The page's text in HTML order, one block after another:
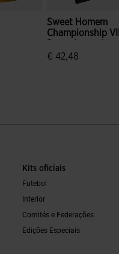
Sweet Homem
Championship VIII
€ 42,48
Kits oficiais
Futebol
Interior
Comités e Federações
Edições Especiais